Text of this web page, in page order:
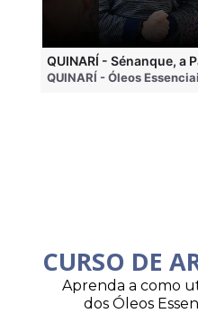
QUINARÍ - Óleos
CURSO DE
Aprenda a como
dos Óleos